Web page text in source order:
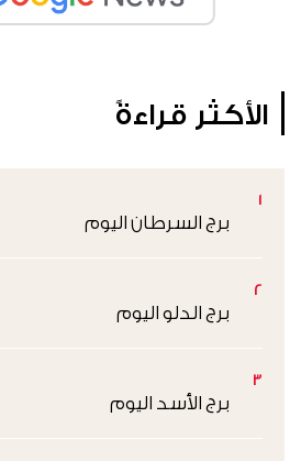
الأكثر قراءةً
1
برج السرطان اليوم
2
برج الدلو اليوم
3
برج الأسد اليوم